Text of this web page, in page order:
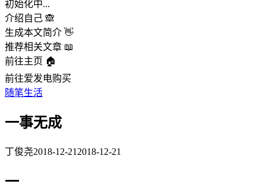
初始化中...
介绍自己 🙈
生成本文简介 👋
推荐相关文章 📖
前往主页 🏠
前往爱发电购买
随笔生活
一事无成
丁俊尧2018-12-21 2018-12-21
一